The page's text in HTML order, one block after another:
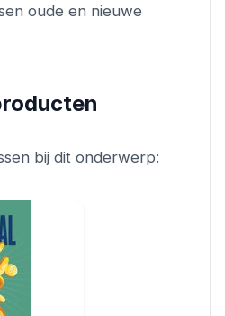
oude en nieuwe
bij dit onderwerp: